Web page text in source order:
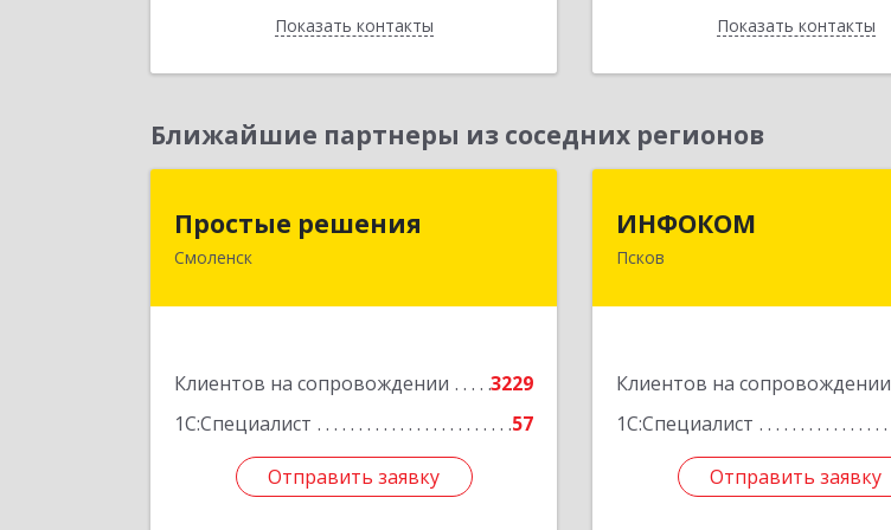
Показать контакты
Назад Показать контакты
Назад
Ближайшие партнеры из соседних регионов
Простые решения
Смоленск
Клиентов на сопровождении
3229
1С:Специалист
57
Отправить заявку
214015, Смоленская обл, Смоленск г,
Подробнее
Отправить заявку
ИНФОКОМ
Псков
Клиентов на сопровождении
1С:Специалист
Отправить заявку
Отправить заявку